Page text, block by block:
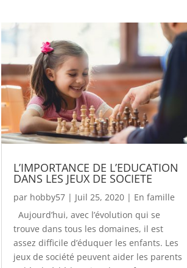
L’IMPORTANCE DE L’EDUCATION
DANS LES JEUX DE SOCIETE
par hobby57| Juil 25, 2020| En famille
Aujourd’hui, avec l’évolution qui se
trouve dans tous les domaines, il est
assez difficile d’éduquer les enfants. Les
jeux de société peuvent aider les parents